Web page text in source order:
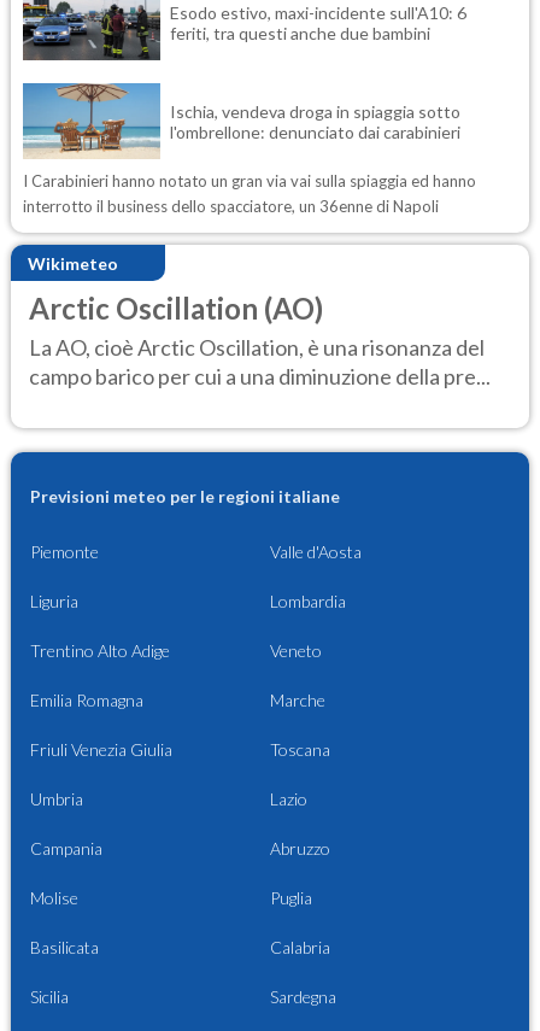
Esodo estivo, maxi-incidente sull'A10: 6
feriti, tra questi anche due bambini
Ischia, vendeva droga in spiaggia sotto
l'ombrellone: denunciato dai carabinieri
I Carabinieri hanno notato un gran via vai sulla spiaggia ed hanno
interrotto il business dello spacciatore, un 36enne di Napoli
Wikimeteo
Arctic Oscillation (AO)
La AO, cioè Arctic Oscillation, è una risonanza del
campo barico per cui a una diminuzione della pre...
Previsioni meteo per le regioni italiane
Piemonte Valle d'Aosta
Liguria Lombardia
Trentino Alto Adige Veneto
Emilia Romagna Marche
Friuli Venezia Giulia Toscana
Umbria Lazio
Campania Abruzzo
Molise Puglia
Basilicata Calabria
Sicilia Sardegna